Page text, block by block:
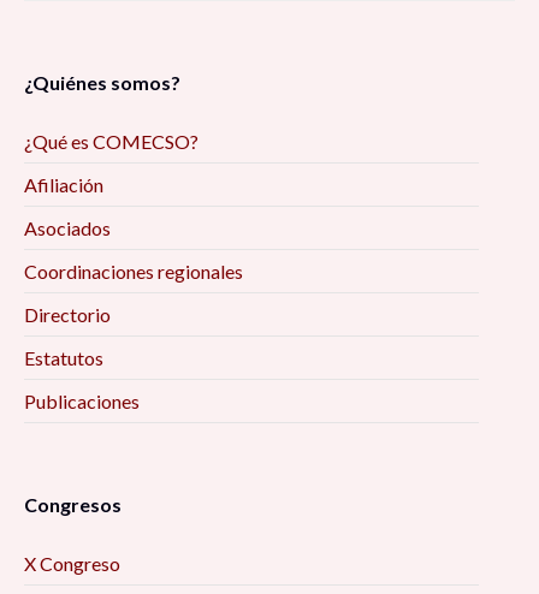
¿Quiénes somos?
¿Qué es COMECSO?
Afiliación
Asociados
Coordinaciones regionales
Directorio
Estatutos
Publicaciones
Congresos
X Congreso